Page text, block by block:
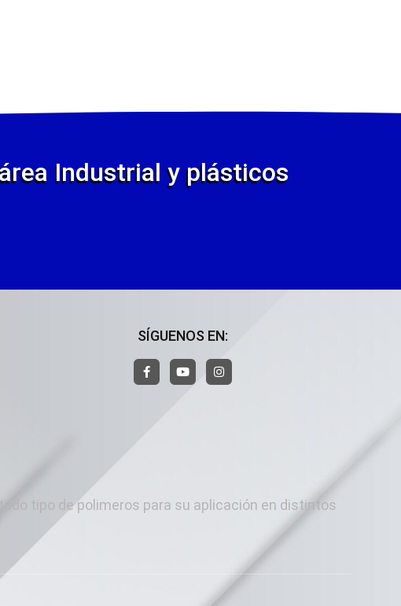
Industrial y plásticos
SÍGUENOS EN:
tipo de polimeros para su aplicación en distintos